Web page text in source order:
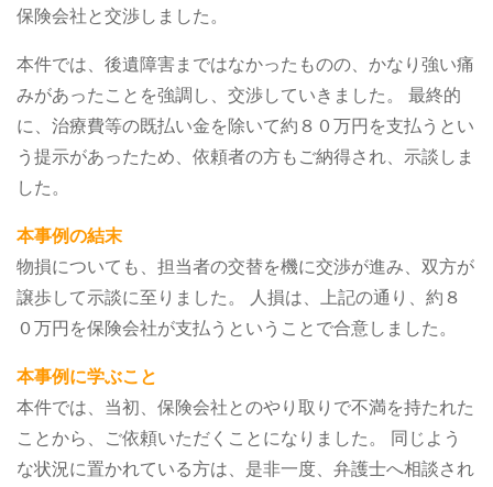
保険会社と交渉しました。
本件では、後遺障害まではなかったものの、かなり強い痛
みがあったことを強調し、交渉していきました。
最終的
に、治療費等の既払い金を除いて約８０万円を支払うとい
う提示があったため、依頼者の方もご納得され、示談しま
した。
本事例の結末
物損についても、担当者の交替を機に交渉が進み、双方が
譲歩して示談に至りました。
人損は、上記の通り、約８
０万円を保険会社が支払うということで合意しました。
本事例に学ぶこと
本件では、当初、保険会社とのやり取りで不満を持たれた
ことから、ご依頼いただくことになりました。
同じよう
な状況に置かれている方は、是非一度、弁護士へ相談され